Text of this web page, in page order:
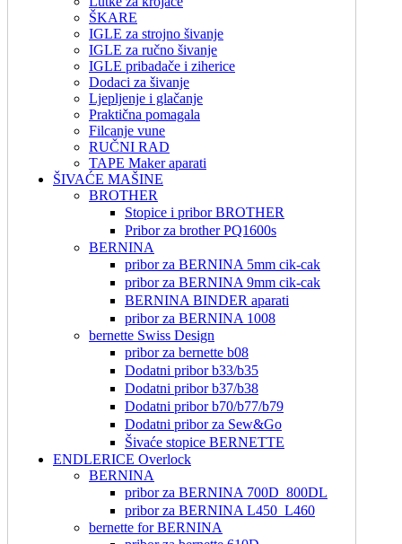
ŠKARE
IGLE za strojno šivanje
IGLE za ručno šivanje
IGLE pribadače i ziherice
Dodaci za šivanje
Ljepljenje i glačanje
Praktična pomagala
Filcanje vune
RUČNI RAD
TAPE Maker aparati
ŠIVAĆE MAŠINE
BROTHER
Stopice i pribor BROTHER
Pribor za brother PQ1600s
BERNINA
pribor za BERNINA 5mm cik-cak
pribor za BERNINA 9mm cik-cak
BERNINA BINDER aparati
pribor za BERNINA 1008
bernette Swiss Design
pribor za bernette b08
Dodatni pribor b33/b35
Dodatni pribor b37/b38
Dodatni pribor b70/b77/b79
Dodatni pribor za Sew&Go
Šivaće stopice BERNETTE
ENDLERICE Overlock
BERNINA
pribor za BERNINA 700D_800DL
pribor za BERNINA L450_L460
bernette for BERNINA